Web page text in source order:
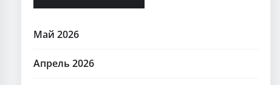
Май 2026
Апрель 2026